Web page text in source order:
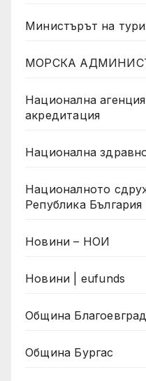
Министърът на
МОРСКА
Национална
акредитация
Национална
Националното
Република България
Новини – НОИ
Новини | eufunds
Община
Община Бургас